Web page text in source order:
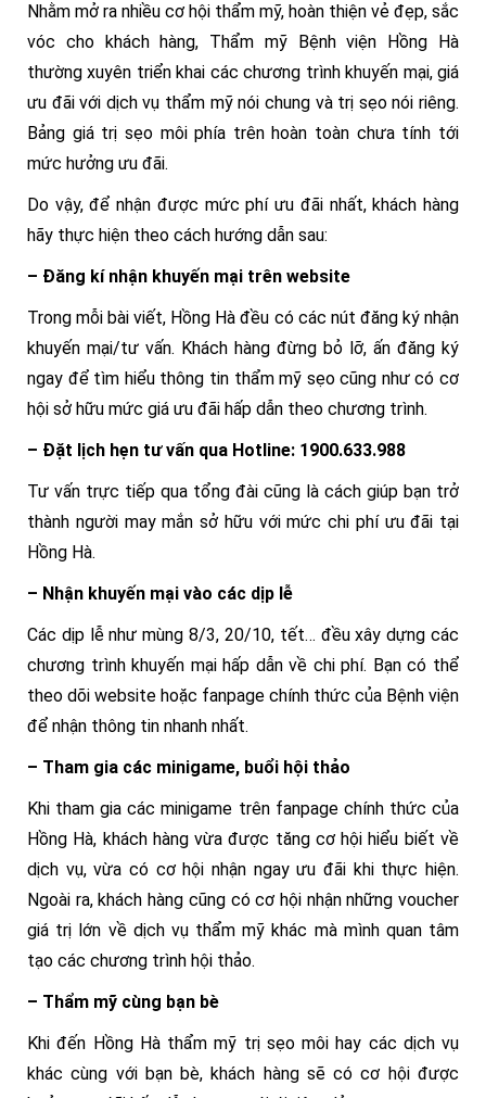
Nhằm mở ra nhiều cơ hội thẩm mỹ, hoàn thiện vẻ đẹp, sắc
vóc cho khách hàng, Thẩm mỹ Bệnh viện Hồng Hà
thường xuyên triển khai các chương trình khuyến mại, giá
ưu đãi với dịch vụ thẩm mỹ nói chung và trị sẹo nói riêng.
Bảng giá trị sẹo môi phía trên hoàn toàn chưa tính tới
mức hưởng ưu đãi.
Do vậy, để nhận được mức phí ưu đãi nhất, khách hàng
hãy thực hiện theo cách hướng dẫn sau:
– Đăng kí nhận khuyến mại trên website
Trong mỗi bài viết, Hồng Hà đều có các nút đăng ký nhận
khuyến mại/tư vấn. Khách hàng đừng bỏ lỡ, ấn đăng ký
ngay để tìm hiểu thông tin thẩm mỹ sẹo cũng như có cơ
hội sở hữu mức giá ưu đãi hấp dẫn theo chương trình.
– Đặt lịch hẹn tư vấn qua Hotline: 1900.633.988
Tư vấn trực tiếp qua tổng đài cũng là cách giúp bạn trở
thành người may mắn sở hữu với mức chi phí ưu đãi tại
Hồng Hà.
– Nhận khuyến mại vào các dịp lễ
Các dịp lễ như mùng 8/3, 20/10, tết… đều xây dựng các
chương trình khuyến mại hấp dẫn về chi phí. Bạn có thể
theo dõi website hoặc fanpage chính thức của Bệnh viện
để nhận thông tin nhanh nhất.
– Tham gia các minigame, buổi hội thảo
Khi tham gia các minigame trên fanpage chính thức của
Hồng Hà, khách hàng vừa được tăng cơ hội hiểu biết về
dịch vụ, vừa có cơ hội nhận ngay ưu đãi khi thực hiện.
Ngoài ra, khách hàng cũng có cơ hội nhận những voucher
giá trị lớn về dịch vụ thẩm mỹ khác mà mình quan tâm
tạo các chương trình hội thảo.
– Thẩm mỹ cùng bạn bè
Khi đến Hồng Hà thẩm mỹ trị sẹo môi hay các dịch vụ
khác cùng với bạn bè, khách hàng sẽ có cơ hội được